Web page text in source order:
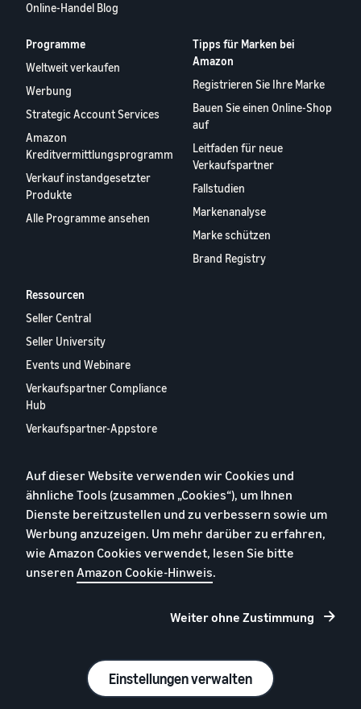
Online-Handel Blog
Programme
Weltweit verkaufen
Werbung
Strategic Account Services
Amazon
Kreditvermittlungsprogramm
Verkauf instandgesetzter
Produkte
Alle Programme ansehen
Tipps für Marken bei
Amazon
Registrieren Sie Ihre Marke
Bauen Sie einen Online-Shop
auf
Leitfaden für neue
Verkaufspartner
Fallstudien
Markenanalyse
Marke schützen
Brand Registry
Ressourcen
Seller Central
Seller University
Events und Webinare
Verkaufspartner Compliance
Hub
Verkaufspartner-Appstore
Verkaufspartner-Bericht
Kontaktieren Sie uns
Datenschutzerklärung
Cookies
Impressum
Auf dieser Website verwenden wir Cookies und
ähnliche Tools (zusammen „Cookies“), um Ihnen
Dienste bereitzustellen und zu verbessern sowie um
Werbung anzuzeigen. Um mehr darüber zu erfahren,
wie Amazon Cookies verwendet, lesen Sie bitte
unseren Amazon Cookie-Hinweis.
Weiter ohne Zustimmung
Einstellungen verwalten